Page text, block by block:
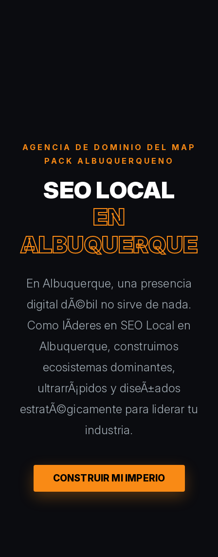
AGENCIA DE DOMINIO DEL MAP
PACK ALBUQUERQUENO
SEO LOCAL
EN
ALBUQUERQUE
En Albuquerque, una presencia
digital dÃ©bil no sirve de nada.
Como lÃ­deres en SEO Local en
Albuquerque, construimos
ecosistemas dominantes,
ultrarrÃ¡pidos y diseÃ±ados
estratÃ©gicamente para liderar tu
industria.
CONSTRUIR MI IMPERIO